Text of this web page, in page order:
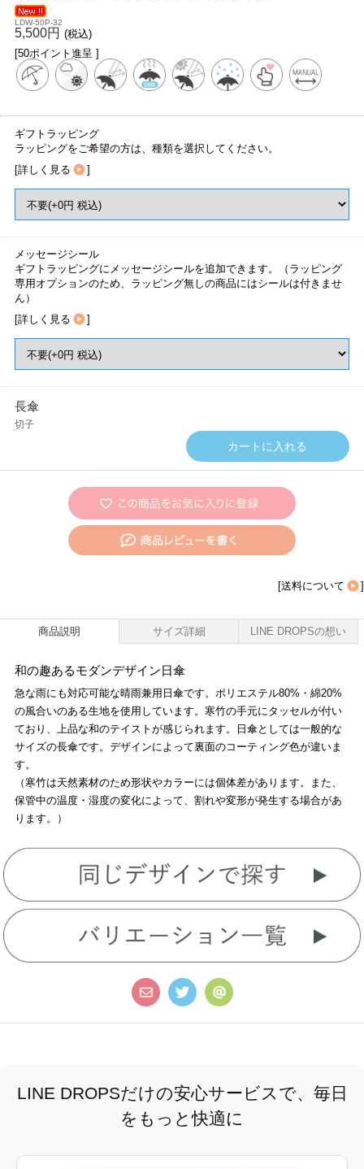
LDW-50P-32
5,500円 (税込)
[50ポイント進呈 ]
ギフトラッピング
ラッピングをご希望の方は、種類を選択してください。
[詳しく見る ]
メッセージシール
ギフトラッピングにメッセージシールを追加できます。（ラッピング
専用オプションのため、ラッピング無しの商品にはシールは付きませ
ん）
[詳しく見る ]
長傘
切子
[送料について ]
商品説明 サイズ詳細 LINE DROPSの想い
和の趣あるモダンデザイン日傘
急な雨にも対応可能な晴雨兼用日傘です。ポリエステル80%・綿20%
の風合いのある生地を使用しています。寒竹の手元にタッセルが付い
ており、上品な和のテイストが感じられます。日傘としては一般的な
サイズの長傘です。デザインによって裏面のコーティング色が違いま
す。
（寒竹は天然素材のため形状やカラーには個体差があります。また、
保管中の温度・湿度の変化によって、割れや変形が発生する場合があ
ります。）
LINE DROPSだけの安心サービスで、毎日
をもっと快適に